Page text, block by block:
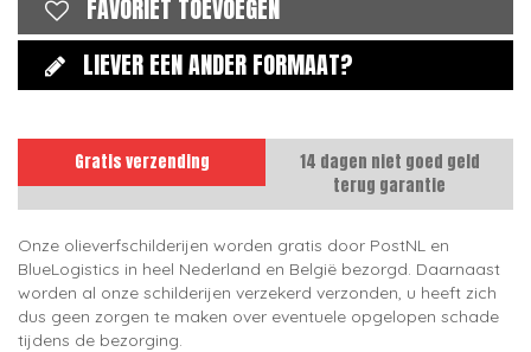
FAVORIET TOEVOEGEN
LIEVER EEN ANDER FORMAAT?
Gratis verzending
14 dagen niet goed geld
terug garantie
Onze olieverfschilderijen worden gratis door PostNL en
BlueLogistics in heel Nederland en België bezorgd. Daarnaast
worden al onze schilderijen verzekerd verzonden, u heeft zich
dus geen zorgen te maken over eventuele opgelopen schade
tijdens de bezorging.